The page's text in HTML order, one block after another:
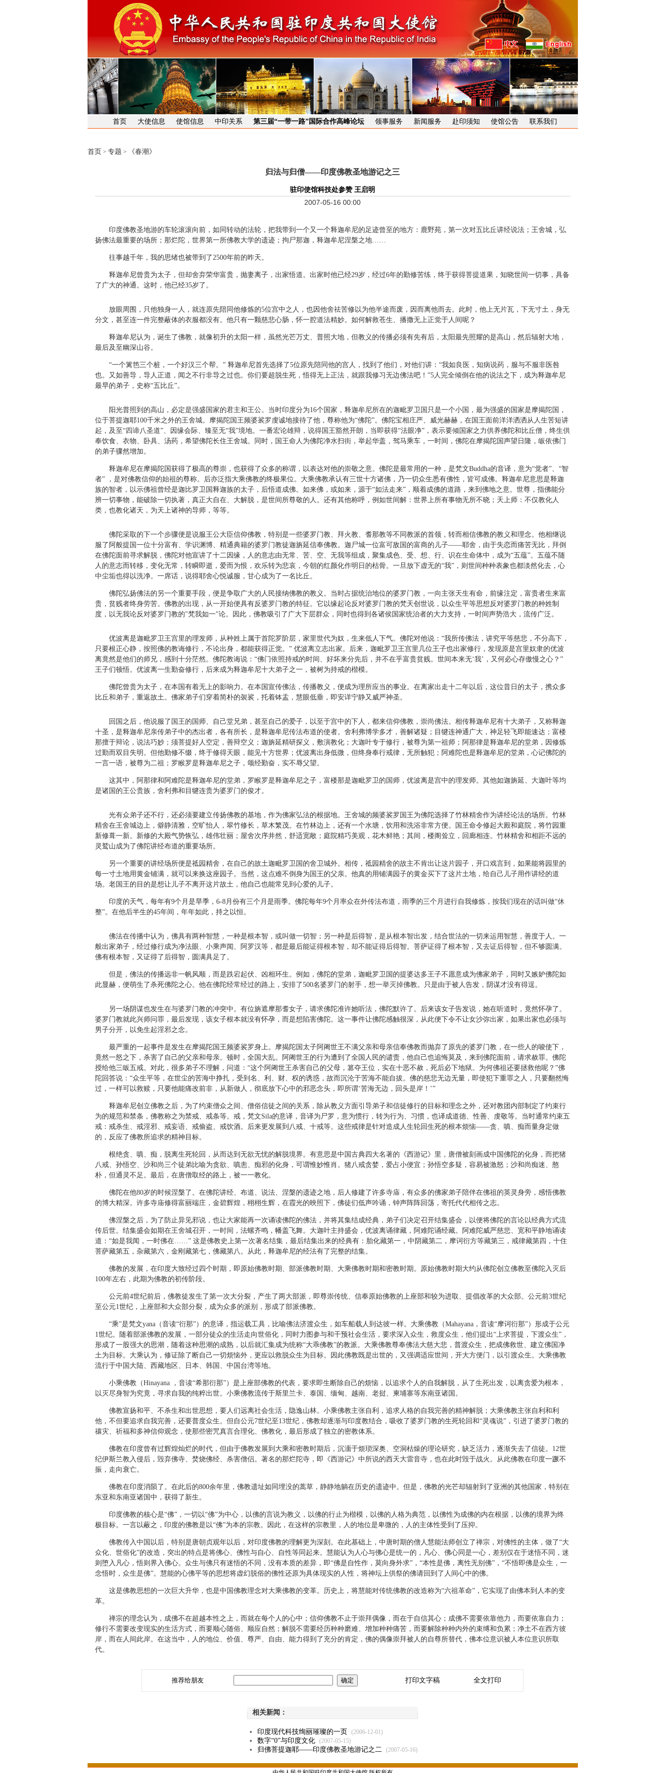
首页 大使信息 使馆信息 中印关系 第三届“一带一路”国际合作高峰论坛 领事服务 新闻服务 赴印须知 使馆公告 联系我们
首页 > 专题 > 《春潮》
归法与归僧——印度佛教圣地游记之三
驻印使馆科技处参赞 王启明
2007-05-16 00:00
印度佛教圣地游的车轮滚滚向前，如同转动的法轮，把我带到一个又一个释迦牟尼的足迹曾至的地方：鹿野苑，第一次对五比丘讲经说法；王舍城，弘
扬佛法最重要的场所；那烂陀，世界第一所佛教大学的遗迹；拘尸那迦，释迦牟尼涅槃之地……
往事越千年，我的思绪也被带到了2500年前的昨天。
释迦牟尼曾贵为太子，但却舍弃荣华富贵，抛妻离子，出家悟道。出家时他已经29岁，经过6年的勤修苦练，终于获得菩提道果，知晓世间一切事，具备
了广大的神通。这时，他已经35岁了。
放眼周围，只他独身一人，就连原先陪同他修炼的5位宫中之人，也因他舍祛苦修以为他半途而废，因而离他而去。此时，他上无片瓦，下无寸土，身无
分文，甚至连一件完整蔽体的衣服都没有。他只有一颗慈悲心肠，怀一腔道法精妙。如何解救苍生、播撒无上正觉于人间呢？
释迦牟尼认为，诞生了佛教，就像初升的太阳一样，虽然光芒万丈、普照大地，但教义的传播必须有先有后，太阳最先照耀的是高山，然后辐射大地，
最后及至幽深山谷。
“一个篱笆三个桩，一个好汉三个帮。” 释迦牟尼首先选择了5位原先陪同他的宫人，找到了他们，对他们讲：“我如良医，知病说药，服与不服非医咎
也。又如善导，导人正道，闻之不行非导之过也。你们要超脱生死，悟得无上正法，就跟我修习无边佛法吧！”5人完全倾倒在他的说法之下，成为释迦牟尼
最早的弟子，史称“五比丘”。
阳光普照到的高山，必定是强盛国家的君主和王公。当时印度分为16个国家，释迦牟尼所在的迦毗罗卫国只是一个小国，最为强盛的国家是摩揭陀国，
位于菩提迦耶100千米之外的王舍城。摩揭陀国王频婆裟罗虔诚地接待了他，尊称他为“佛陀”。佛陀宝相庄严、威光赫赫，在国王面前洋洋洒洒从人生苦短讲
起，及至“四谛八圣道”、因缘会际、臻至无“我”境地。一番宏论雄辩，说得国王豁然开朗，当即获得“法眼净”，表示要倾国家之力供养佛陀和比丘僧，终生供
奉饮食、衣物、卧具、汤药，希望佛陀长住王舍城。同时，国王命人为佛陀净水扫街，举起华盖，驾马乘车，一时间，佛陀在摩揭陀国声望日隆，皈依佛门
的弟子骤然增加。
释迦牟尼在摩揭陀国获得了极高的尊崇，也获得了众多的称谓，以表达对他的崇敬之意。佛陀是最常用的一种，是梵文Buddha的音译，意为“觉者”、“智
者” ，是对佛教信仰的始祖的尊称。后亦泛指大乘佛教的终极果位。大乘佛教承认有三世十方诸佛，乃一切众生悉有佛性，皆可成佛。释迦牟尼意思是释迦
族的智者，以示佛祖曾经是迦比罗卫国释迦族的太子，后悟道成佛。如来佛，或如来，源于“如法走来”，顺着成佛的道路，来到佛地之意。世尊，指佛能分
辨一切事物，能破除一切执著，真正大自在、大解脱，是世间所尊敬的人。还有其他称呼，例如世间解：世界上所有事物无所不晓；天上师：不仅教化人
类，也教化诸天，为天上诸神的导师，等等。
佛陀采取的下一个步骤便是说服王公大臣信仰佛教，特别是一些婆罗门教、拜火教、耆那教等不同教派的首领，转而相信佛教的教义和理念。他相继说
服了阿般提国一位十分富有、学识渊博、精通典籍的婆罗门教徒迦旃延信奉佛教。迦尸城一位富可敌国的富商的儿子——耶舍，由于失恋而痛苦无比，拜倒
在佛陀面前寻求解脱，佛陀对他宣讲了十二因缘，人的意志由无常、苦、空、无我等组成，聚集成色、受、想、行、识在生命体中，成为“五蕴”。五蕴不随
人的意志而转移，变化无常，转瞬即逝，爱而为恨，欢乐转为悲哀，今朝的红颜化作明日的枯骨。一旦放下虚无的“我”，则世间种种表象也都淡然化去，心
中尘垢也得以洗净。一席话，说得耶舍心悦诚服，甘心成为了一名比丘。
佛陀弘扬佛法的另一个重要手段，便是争取广大的人民接纳佛教的教义。当时占据统治地位的婆罗门教，一向主张天生有命，前缘注定，富贵者生来富
贵，贫贱者终身劳苦。佛教的出现，从一开始便具有反婆罗门教的特征。它以缘起论反对婆罗门教的梵天创世说，以众生平等思想反对婆罗门教的种姓制
度，以无我论反对婆罗门教的"梵我如一"论。因此，佛教吸引了广大下层群众，同时也得到各诸侯国家统治者的大力支持，一时间声势浩大，流传广泛。
优波离是迦毗罗卫王宫里的理发师，从种姓上属于首陀罗阶层，家里世代为奴，生来低人下气。佛陀对他说：“我所传佛法，讲究平等慈悲，不分高下，
只要根正心静，按照佛的教诲修行，不论出身，都能获得正觉。” 优波离立志出家。后来，迦毗罗卫王宫里几位王子也出家修行，发现原是宫里奴隶的优波
离竟然是他们的师兄，感到十分茫然。佛陀教诲说：“佛门依照持戒的时间、好坏来分先后，并不在乎富贵贫贱。世间本来无‘我’，又何必心存傲慢之心？”
王子们顿悟。优波离一生勤奋修行，后来成为释迦牟尼十大弟子之一，被树为持戒的楷模。
佛陀曾贵为太子，在本国有着无上的影响力。在本国宣传佛法，传播教义，便成为理所应当的事业。在离家出走十二年以后，这位昔日的太子，携众多
比丘和弟子，重返故土。佛家弟子们穿着简朴的袈裟，托着钵盂，慧眼低垂，即安详宁静又威严神圣。
回国之后，他说服了国王的国师、自己堂兄弟，甚至自己的爱子，以至于宫中的下人，都来信仰佛教，崇尚佛法。相传释迦牟尼有十大弟子，又称释迦
十圣，是释迦牟尼亲传弟子中的杰出者，各有所长，是释迦牟尼传法布道的使者。舍利弗博学多才，善解诸疑；目犍连神通广大，神足轻飞即能速达；富楼
那擅于辩论，说法巧妙；须菩提好人空定，善辩空义；迦旃延精研探义，敷演教化；大迦叶专于修行，被尊为第一祖师；阿那律是释迦牟尼的堂弟，因修炼
过勤而双目失明。但他勤修不缀，终于修得天眼，能见十方世界；优波离出身低微，但终身奉行戒律，无所触犯；阿难陀也是释迦牟尼的堂弟，心记佛陀的
一言一语，被尊为二祖；罗睺罗是释迦牟尼之子，颂经勤奋，实不辱父望。
这其中，阿那律和阿难陀是释迦牟尼的堂弟，罗睺罗是释迦牟尼之子，富楼那是迦毗罗卫的国师，优波离是宫中的理发师。其他如迦旃延、大迦叶等均
是诸国的王公贵族，舍利弗和目犍连贵为婆罗门的俊才。
光有众弟子还不行，还必须要建立传扬佛教的基地，作为佛家弘法的根据地。王舍城的频婆裟罗国王为佛陀选择了竹林精舍作为讲经论法的场所。竹林
精舍在王舍城边上，僻静清雅，空旷怡人，翠竹修长，草木繁茂。在竹林边上，还有一个水塘，饮用和洗浴非常方便。国王命令修起大殿和庭院，将竹园重
新修葺一新。新修的大殿气势恢弘，雄伟壮丽；屋舍次序井然，舒适宽敞；庭院精巧美观，花木鲜艳；其间，楼阁耸立，回廊相连。竹林精舍和相距不远的
灵鹫山成为了佛陀讲经布道的重要场所。
另一个重要的讲经场所便是祗园精舍，在自己的故土迦毗罗卫国的舍卫城外。相传，祗园精舍的故主不肯出让这片园子，开口戏言到，如果能将园里的
每一寸土地用黄金铺满，就可以来换这座园子。当然，这点难不倒身为国王的父亲。他真的用铺满园子的黄金买下了这片土地，给自己儿子用作讲经的道
场。老国王的目的是想让儿子不离开这片故土，他自己也能常见到心爱的儿子。
印度的天气，每年有9个月是旱季，6-8月份有三个月是雨季。佛陀每年9个月率众在外传法布道，雨季的三个月进行自我修炼，按我们现在的话叫做“休
整”。在他后半生的45年间，年年如此，持之以恒。
佛法在传播中认为，佛具有两种智慧，一种是根本智，或叫做一切智；另一种是后得智，是从根本智出发，结合世法的一切来运用智慧，善度于人。一
般出家弟子，经过修行成为净法眼、小乘声闻、阿罗汉等，都是最后能证得根本智，却不能证得后得智。菩萨证得了根本智，又去证后得智，但不够圆满。
佛有根本智，又证得了后得智，圆满具足了。
但是，佛法的传播远非一帆风顺，而是跌宕起伏、凶相环生。例如，佛陀的堂弟，迦毗罗卫国的提婆达多王子不愿意成为佛家弟子，同时又嫉妒佛陀如
此显赫，便萌生了杀死佛陀之心。他在佛陀经常经过的路上，安排了500名婆罗门的射手，想一举灭掉佛教。只是由于被人告发，阴谋才没有得逞。
另一场阴谋也发生在与婆罗门教的冲突中。有位旃遮摩那耆女子，请求佛陀准许她听法，佛陀默许了。后来该女子告发说，她在听道时，竟然怀孕了。
婆罗门教就此兴师问罪，最后发现，该女子根本就没有怀孕，而是想陷害佛陀。这一事件让佛陀感触很深，从此便下令不让女沙弥出家，如果出家也必须与
男子分开，以免生起淫邪之念。
最严重的一起事件是发生在摩揭陀国王频婆裟罗身上。摩揭陀国太子阿阇世王不满父亲和母亲信奉佛教而抛弃了原先的婆罗门教，在一些人的唆使下，
竟然一怒之下，杀害了自己的父亲和母亲。顿时，全国大乱。阿阇世王的行为遭到了全国人民的谴责，他自己也追悔莫及，来到佛陀面前，请求赦罪。佛陀
授给他三皈五戒。对此，很多弟子不理解，问道：“这个阿阇世王杀害自己的父母，篡夺王位，实在十恶不赦，死后必下地狱。为何佛祖还要拯救他呢？”佛
陀回答说：“众生平等，在世尘的苦海中挣扎，受到名、利、财、权的诱惑，故而沉沦于苦海不能自拔。佛的慈悲无边无量，即使犯下重罪之人，只要翻然悔
过，一样可以救赎，只要他能痛改前非，从新做人，彻底放下心中的邪恶念头，即所谓‘苦海无边，回头是岸！’”
释迦牟尼创立佛教之后，为了约束僧众之间、僧俗信徒之间的关系，除从教义方面引导弟子和信徒修行的目标和理念之外，还对教团内部制定了约束行
为的规范和禁条，佛教称之为禁戒、戒条等。戒，梵文Sila的意译，音译为尸罗，意为惯行，转为行为、习惯，也译成道德、性善、虔敬等。当时通常约束五
戒：戒杀生、戒淫邪、戒妄语、戒偷盗、戒饮酒。后来更发展到八戒、十戒等。这些戒律是针对造成人生轮回生死的根本烦恼――贪、嗔、痴而量身定做
的，反应了佛教所追求的精神目标。
根绝贪、嗔、痴，脱离生死轮回，从而达到无欲无忧的解脱境界。有意思是中国古典四大名著的《西游记》里，唐僧被刻画成中国佛陀的化身，而把猪
八戒、孙悟空、沙和尚三个徒弟比喻为贪欲、嗔恚、痴邪的化身，可谓惟妙惟肖。猪八戒贪婪，爱占小便宜；孙悟空多疑，容易被激怒；沙和尚痴迷、憨
朴，但通灵不足。最后，在唐僧取经的路上，被一一教化。
佛陀在他80岁的时候涅槃了。在佛陀讲经、布道、说法、涅槃的遗迹之地，后人修建了许多寺庙，有众多的佛家弟子陪伴在佛祖的英灵身旁，感悟佛教
的博大精深。许多寺庙修得富丽端庄，金碧辉煌，栩栩生辉，在霞光的映照下，佛徒们低声吟诵，钟声阵阵回荡，寄托代代相传之志。
佛涅槃之后，为了防止异见邪说，也让大家能再一次诵读佛陀的佛法，并将其集结成经典，弟子们决定召开结集盛会，以便将佛陀的言论以经典方式流
传后世。结集盛会如期在王舍城召开，一时间，法螺齐鸣，幡盖飞舞。大迦叶主持盛会，优波离诵律藏，阿难陀诵经藏。阿难陀威严慈悲、宽和平静地诵读
道：“如是我闻，一时佛在……” 这是佛教史上第一次著名结集，最后结集出来的经典有：胎化藏第一，中阴藏第二，摩诃衍方等藏第三，戒律藏第四，十住
菩萨藏第五，杂藏第六，金刚藏第七，佛藏第八。从此，释迦牟尼的经法有了完整的结集。
佛教的发展，在印度大致经过四个时期，即原始佛教时期、部派佛教时期、大乘佛教时期和密教时期。原始佛教时期大约从佛陀创立佛教至佛陀入灭后
100年左右，此期为佛教的初传阶段。
公元前4世纪前后，佛教徒发生了第一次大分裂，产生了两大部派，即尊崇传统、信奉原始佛教的上座部和较为进取、提倡改革的大众部。公元前3世纪
至公元1世纪，上座部和大众部分裂，成为众多的派别，形成了部派佛教。
“乘”是梵文yana（音读“衍那”）的意译，指运载工具，比喻佛法济渡众生，如车船载人到达彼一样。大乘佛教（Mahayana，音读“摩诃衍那”）形成于公元
1世纪。随着部派佛教的发展，一部分徒众的生活走向世俗化，同时力图参与和干预社会生活，要求深入众生，救度众生，他们提出“上求菩提，下渡众生”，
形成了一股强大的思潮，随着这种思潮的成熟，以后就汇集成为统称“大乖佛教”的教派。大乘佛教尊奉佛法大慈大悲，普渡众生，把成佛救世、建立佛国净
土为目标。大乘认为，修证除了断自己一切烦恼外，更应以救脱众生为目标。因此佛教既是出世的，又强调适应世间，开大方便门，以引渡众生。大乘佛教
流行于中国大陆、西藏地区、日本、韩国、中国台湾等地。
小乘佛教（Hinayana ，音读“希那衍那”）是上座部佛教的代表，要求即生断除自己的烦恼，以追求个人的自我解脱，从了生死出发，以离贪爱为根本，
以灭尽身智为究竟，寻求自我的纯粹出世。小乘佛教流传于斯里兰卡、泰国、缅甸、越南、老挝、柬埔寨等东南亚诸国。
佛教宣扬和平、不杀生和出世思想，要人们远离社会生活，隐逸山林。小乘佛教主张自利，追求人格的自我完善的精神解脱；大乘佛教主张自利和利
他，不但要追求自我完善，还要普度众生。但自公元7世纪至13世纪，佛教却逐渐与印度教结合，吸收了婆罗门教的生死轮回和“灵魂说”，引进了婆罗门教的
禳灾、祈福和多神信仰观念，使那些密咒真言合理化、佛教化，最后形成了独立的密教体系。
佛教在印度曾有过辉煌灿烂的时代，但由于佛教发展到大乘和密教时期后，沉湎于烦琐深奥、空洞枯燥的理论研究，缺乏活力，逐渐失去了信徒。12世
纪伊斯兰教入侵后，毁弃佛寺、焚烧佛经、杀害僧侣。著名的那烂陀寺，即《西游记》中所说的西天大雷音寺，也在此时毁于战火。从此佛教在印度一蹶不
振，走向衰亡。
佛教在印度消陨了。在此后的800余年里，佛教遗址如同埋没的蒿草，静静地躺在历史的遗迹中。但是，佛教的光芒却辐射到了亚洲的其他国家，特别在
东亚和东南亚诸国中，获得了新生。
印度佛教的核心是“佛”，一切以“佛”为中心，以佛的言说为教义，以佛的行止为楷模，以佛的人格为典范，以佛性为成佛的内在根据，以佛的境界为终
极目标。一言以蔽之，印度的佛教是以“佛”为本的宗教。因此，在这样的宗教里，人的地位是卑微的，人的主体性受到了压抑。
佛教传入中国以后，特别是唐朝贞观年以后，对印度佛教的理解更为深刻。在此基础上，中唐时期的僧人慧能法师创立了禅宗，对佛性的主体，做了“大
众化、世俗化”的改造，突出的特点是将佛心、佛性与自心、自性等同起来。慧能认为人心与佛心是统一的，凡心、佛心同是一心，差别仅在于迷悟不同，迷
则堕入凡心，悟则界入佛心。众生与佛只有迷悟的不同，没有本质的差异，即“佛是自性作，莫向身外求”，“本性是佛，离性无别佛”，“不悟即佛是众生，一
念悟时，众生是佛”。慧能的心佛平等的思想将虚幻脱俗的佛性还原为具体现实的人性，将神坛上供祭的佛请回到了人间心中的佛。
这是佛教思想的一次巨大升华，也是中国佛教理念对大乘佛教的变革。历史上，将慧能对传统佛教的改造称为“六祖革命”，它实现了由佛本到人本的变
革。
禅宗的理念认为，成佛不在超越本性之上，而就在每个人的心中；信仰佛教不止于崇拜偶像，而在于自信其心；成佛不需要依靠他力，而要依靠自力；
修行不需要改变现实的生活方式，而要顺心随俗、顺应自然；解脱不需要经历种种磨难、增加种种痛苦，而要解除种种内外的束缚和负累；净土不在西方彼
岸，而在人间此岸。在这当中，人的地位、价值、尊严、自由、能力得到了充分的肯定，佛的偶像崇拜被人的自尊所替代，佛本位意识被人本位意识所取
代。
推荐给朋友 打印文字稿 全文打印
相关新闻：
印度现代科技绚丽璀璨的一页 (2006-12-01)
数字“0”与印度文化 (2007-05-15)
归佛菩提迦耶——印度佛教圣地游记之二 (2007-05-16)